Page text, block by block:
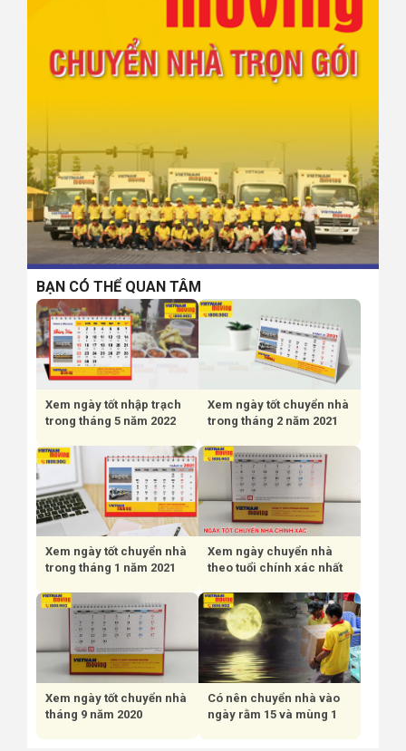
BẠN CÓ THỂ QUAN TÂM
Xem ngày tốt nhập trạch
trong tháng 5 năm 2022
Xem ngày tốt chuyển nhà
trong tháng 2 năm 2021
Xem ngày tốt chuyển nhà
trong tháng 1 năm 2021
Xem ngày chuyển nhà
theo tuổi chính xác nhất
Xem ngày tốt chuyển nhà
tháng 9 năm 2020
Có nên chuyển nhà vào
ngày rằm 15 và mùng 1